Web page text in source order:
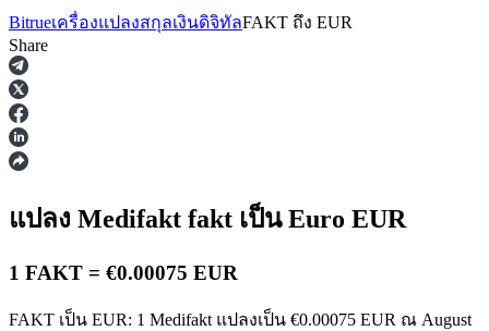
ฟิวเจอร์ส
Bitrueเครื่องแปลงสกุลเงินดิจิทัลFAKT ถึง EUR
Share
แปลง Medifakt fakt เป็น Euro EUR
1 FAKT = €0.00075 EUR
FAKT เป็น EUR: 1 Medifakt แปลงเป็น €0.00075 EUR ณ August